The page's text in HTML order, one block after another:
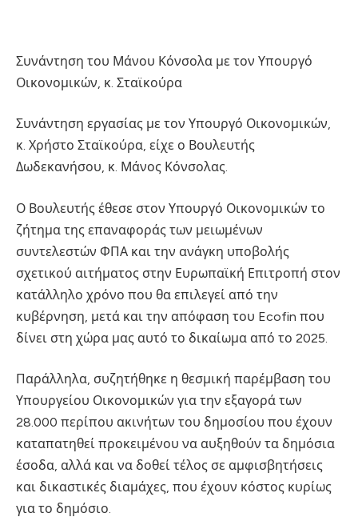
Συνάντηση του Μάνου Κόνσολα με τον Υπουργό
Οικονομικών, κ. Σταϊκούρα
Συνάντηση εργασίας με τον Υπουργό Οικονομικών,
κ. Χρήστο Σταϊκούρα, είχε ο Βουλευτής
Δωδεκανήσου, κ. Μάνος Κόνσολας.
Ο Βουλευτής έθεσε στον Υπουργό Οικονομικών το
ζήτημα της επαναφοράς των μειωμένων
συντελεστών ΦΠΑ και την ανάγκη υποβολής
σχετικού αιτήματος στην Ευρωπαϊκή Επιτροπή στον
κατάλληλο χρόνο που θα επιλεγεί από την
κυβέρνηση, μετά και την απόφαση του Ecofin που
δίνει στη χώρα μας αυτό το δικαίωμα από το 2025.
Παράλληλα, συζητήθηκε η θεσμική παρέμβαση του
Υπουργείου Οικονομικών για την εξαγορά των
28.000 περίπου ακινήτων του δημοσίου που έχουν
καταπατηθεί προκειμένου να αυξηθούν τα δημόσια
έσοδα, αλλά και να δοθεί τέλος σε αμφισβητήσεις
και δικαστικές διαμάχες, που έχουν κόστος κυρίως
για το δημόσιο.